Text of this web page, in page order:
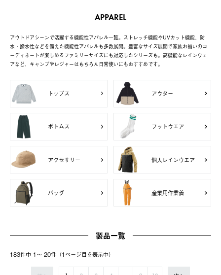
APPAREL
アウトドアシーンで活躍する機能性アパレル一覧。ストレッチ機能やUVカット機能、防
水・撥水性などを備えた機能性アパレルも多数展開。豊富なサイズ展開で家族お揃いのコ
ーディネートが楽しめるファミリーサイズにも対応したシリーズも。高機能なレインウェ
アなど、キャンプやレジャーはもちろん日常使いにもおすすめです。
トップス アウター
ボトムス フットウエア
アクセサリー 個人レインウエア
バッグ 産業用作業着
製品一覧
183件中 1〜 20件（1ページ⽬を表⽰中）